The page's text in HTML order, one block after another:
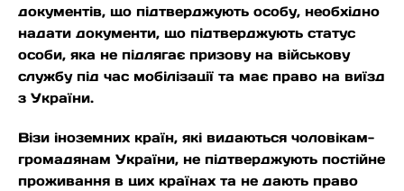
документів, що підтверджують особу, необхідно
надати документи, що підтверджують статус
особи, яка не підлягає призову на військову
службу під час мобілізації та має право на виїзд
з України.
Візи іноземних країн, які видаються чоловікам-
громадянам України, не підтверджують постійне
проживання в цих країнах та не дають право